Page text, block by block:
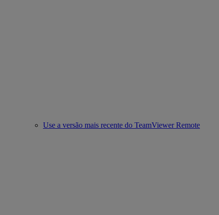
Use a versão mais recente do TeamViewer Remote